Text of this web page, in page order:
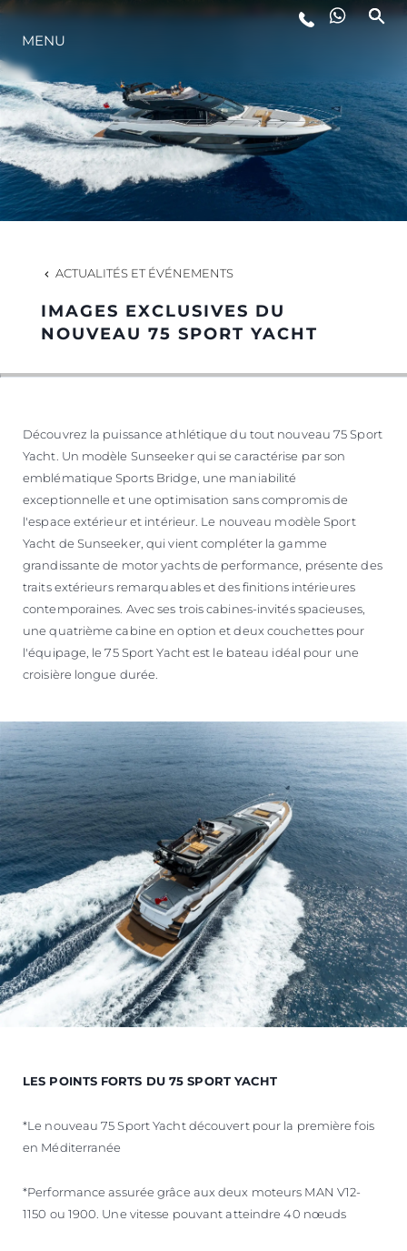
L'INNOVATION
LA SOCIÉTÉ
NOTRE ÉQUIPE
NOTRE HÉRITAGE
MENU
ACTUALITÉS ET ÉVÉNEMENTS
IMAGES EXCLUSIVES DU
NOUVEAU 75 SPORT YACHT
Découvrez la puissance athlétique du tout nouveau 75 Sport
Yacht. Un modèle Sunseeker qui se caractérise par son
emblématique Sports Bridge, une maniabilité
exceptionnelle et une optimisation sans compromis de
l'espace extérieur et intérieur. Le nouveau modèle Sport
Yacht de Sunseeker, qui vient compléter la gamme
grandissante de motor yachts de performance, présente des
traits extérieurs remarquables et des finitions intérieures
contemporaines. Avec ses trois cabines-invités spacieuses,
une quatrième cabine en option et deux couchettes pour
l'équipage, le 75 Sport Yacht est le bateau idéal pour une
croisière longue durée.
LES POINTS FORTS DU 75 SPORT YACHT
*Le nouveau 75 Sport Yacht découvert pour la première fois
en Méditerranée
*Performance assurée grâce aux deux moteurs MAN V12-
1150 ou 1900. Une vitesse pouvant atteindre 40 nœuds